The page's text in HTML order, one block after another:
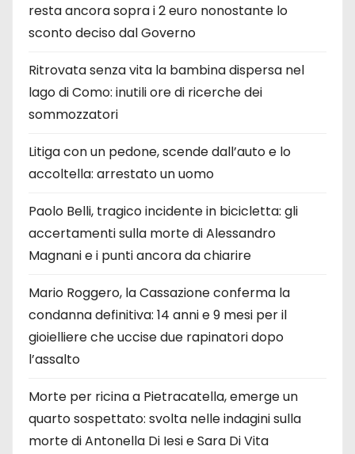
resta ancora sopra i 2 euro nonostante lo
sconto deciso dal Governo
Ritrovata senza vita la bambina dispersa nel
lago di Como: inutili ore di ricerche dei
sommozzatori
Litiga con un pedone, scende dall’auto e lo
accoltella: arrestato un uomo
Paolo Belli, tragico incidente in bicicletta: gli
accertamenti sulla morte di Alessandro
Magnani e i punti ancora da chiarire
Mario Roggero, la Cassazione conferma la
condanna definitiva: 14 anni e 9 mesi per il
gioielliere che uccise due rapinatori dopo
l’assalto
Morte per ricina a Pietracatella, emerge un
quarto sospettato: svolta nelle indagini sulla
morte di Antonella Di Iesi e Sara Di Vita